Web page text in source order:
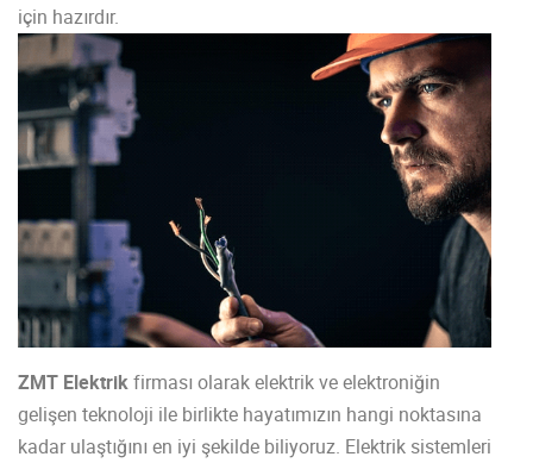
için hazırdır.
ZMT Elektrikfirması olarak elektrik ve elektroniğin
gelişen teknoloji ile birlikte hayatımızın hangi noktasına
kadar ulaştığını en iyi şekilde biliyoruz. Elektrik sistemleri